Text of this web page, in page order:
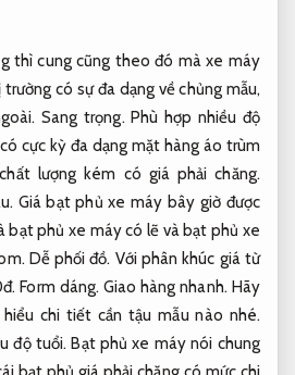
thì cung cũng theo đó mà xe máy
có sự đa dạng về chủng mẫu,
Sang trọng. Phù hợp nhiều độ
cực kỳ đa dạng mặt hàng áo trùm
lượng kém có giá phải chăng.
Giá bạt phủ xe máy bây giờ được
bạt phủ xe máy có lẽ và bạt phủ xe
Dễ phối đồ. Với phân khúc giá từ
Form dáng. Giao hàng nhanh. Hãy
chi tiết cần tậu mẫu nào nhé.
độ tuổi. Bạt phủ xe máy nói chung